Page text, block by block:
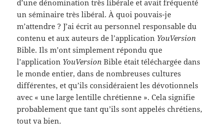
d’une dénomination très libérale et avait fréquenté
un séminaire très libéral. À quoi pouvais-je
m’attendre ? J’ai écrit au personnel responsable du
contenu et aux auteurs de l’application YouVersion
Bible. Ils m’ont simplement répondu que
l’application YouVersionBible était téléchargée dans
le monde entier, dans de nombreuses cultures
différentes, et qu’ils considéraient les dévotionnels
avec « une large lentille chrétienne ». Cela signifie
probablement que tant qu’ils sont appelés chrétiens,
tout va bien.